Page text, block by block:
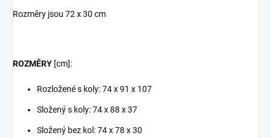
Rozměry jsou 72 x 30 cm
ROZMĚRY [cm]:
Rozložené s koly: 74 x 91 x 107
Složený s koly: 74 x 88 x 37
Složený bez kol: 74 x 78 x 30